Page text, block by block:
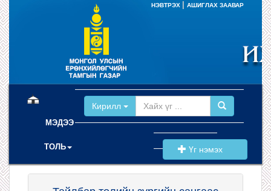
НЭВТРЭХ АШИГЛАХ ЗААВАР
МЭДЭЭ
ТОЛЬ
Кирилл
Үг нэмэх